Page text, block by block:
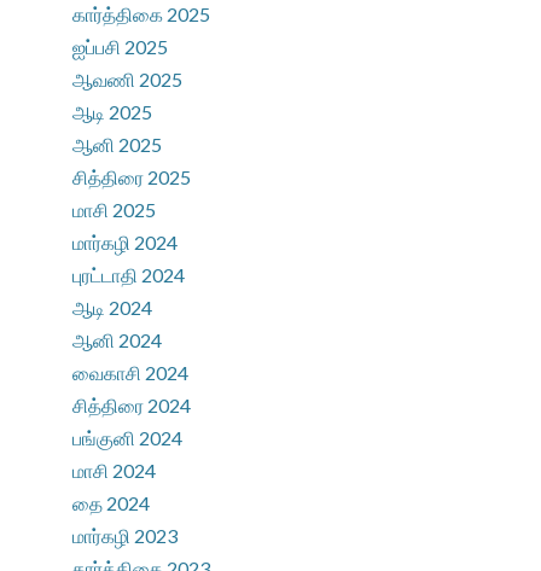
கார்த்திகை 2025
ஐப்பசி 2025
ஆவணி 2025
ஆடி 2025
ஆனி 2025
சித்திரை 2025
மாசி 2025
மார்கழி 2024
புரட்டாதி 2024
ஆடி 2024
ஆனி 2024
வைகாசி 2024
சித்திரை 2024
பங்குனி 2024
மாசி 2024
தை 2024
மார்கழி 2023